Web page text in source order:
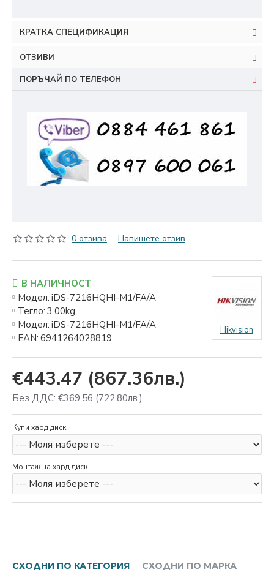
КРАТКА СПЕЦИФИКАЦИЯ
ОТЗИВИ
ПОРЪЧАЙ ПО ТЕЛЕФОН
0 отзива - Напишете отзив
€443.47 (867.36лв.)
Без ДДС: €369.56 (722.80лв.)
В НАЛИЧНОСТ
Модел: iDS-7216HQHI-M1/FA/A
Тегло: 3.00kg
Модел: iDS-7216HQHI-M1/FA/A
EAN: 6941264028819
Hikvision
Купи хард диск
Монтаж на хард диск
СХОДНИ ПО КАТЕГОРИЯ СХОДНИ ПО МАРКА